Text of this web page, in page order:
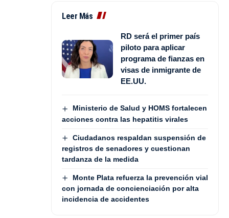
Leer Más
RD será el primer país
piloto para aplicar
programa de fianzas en
visas de inmigrante de
EE.UU.
Ministerio de Salud y HOMS fortalecen
acciones contra las hepatitis virales
Ciudadanos respaldan suspensión de
registros de senadores y cuestionan
tardanza de la medida
Monte Plata refuerza la prevención vial
con jornada de concienciación por alta
incidencia de accidentes